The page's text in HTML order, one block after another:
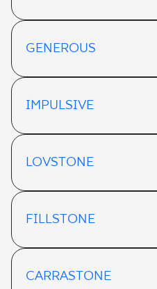
GENEROUS
IMPULSIVE
LOVSTONE
FILLSTONE
CARRASTONE